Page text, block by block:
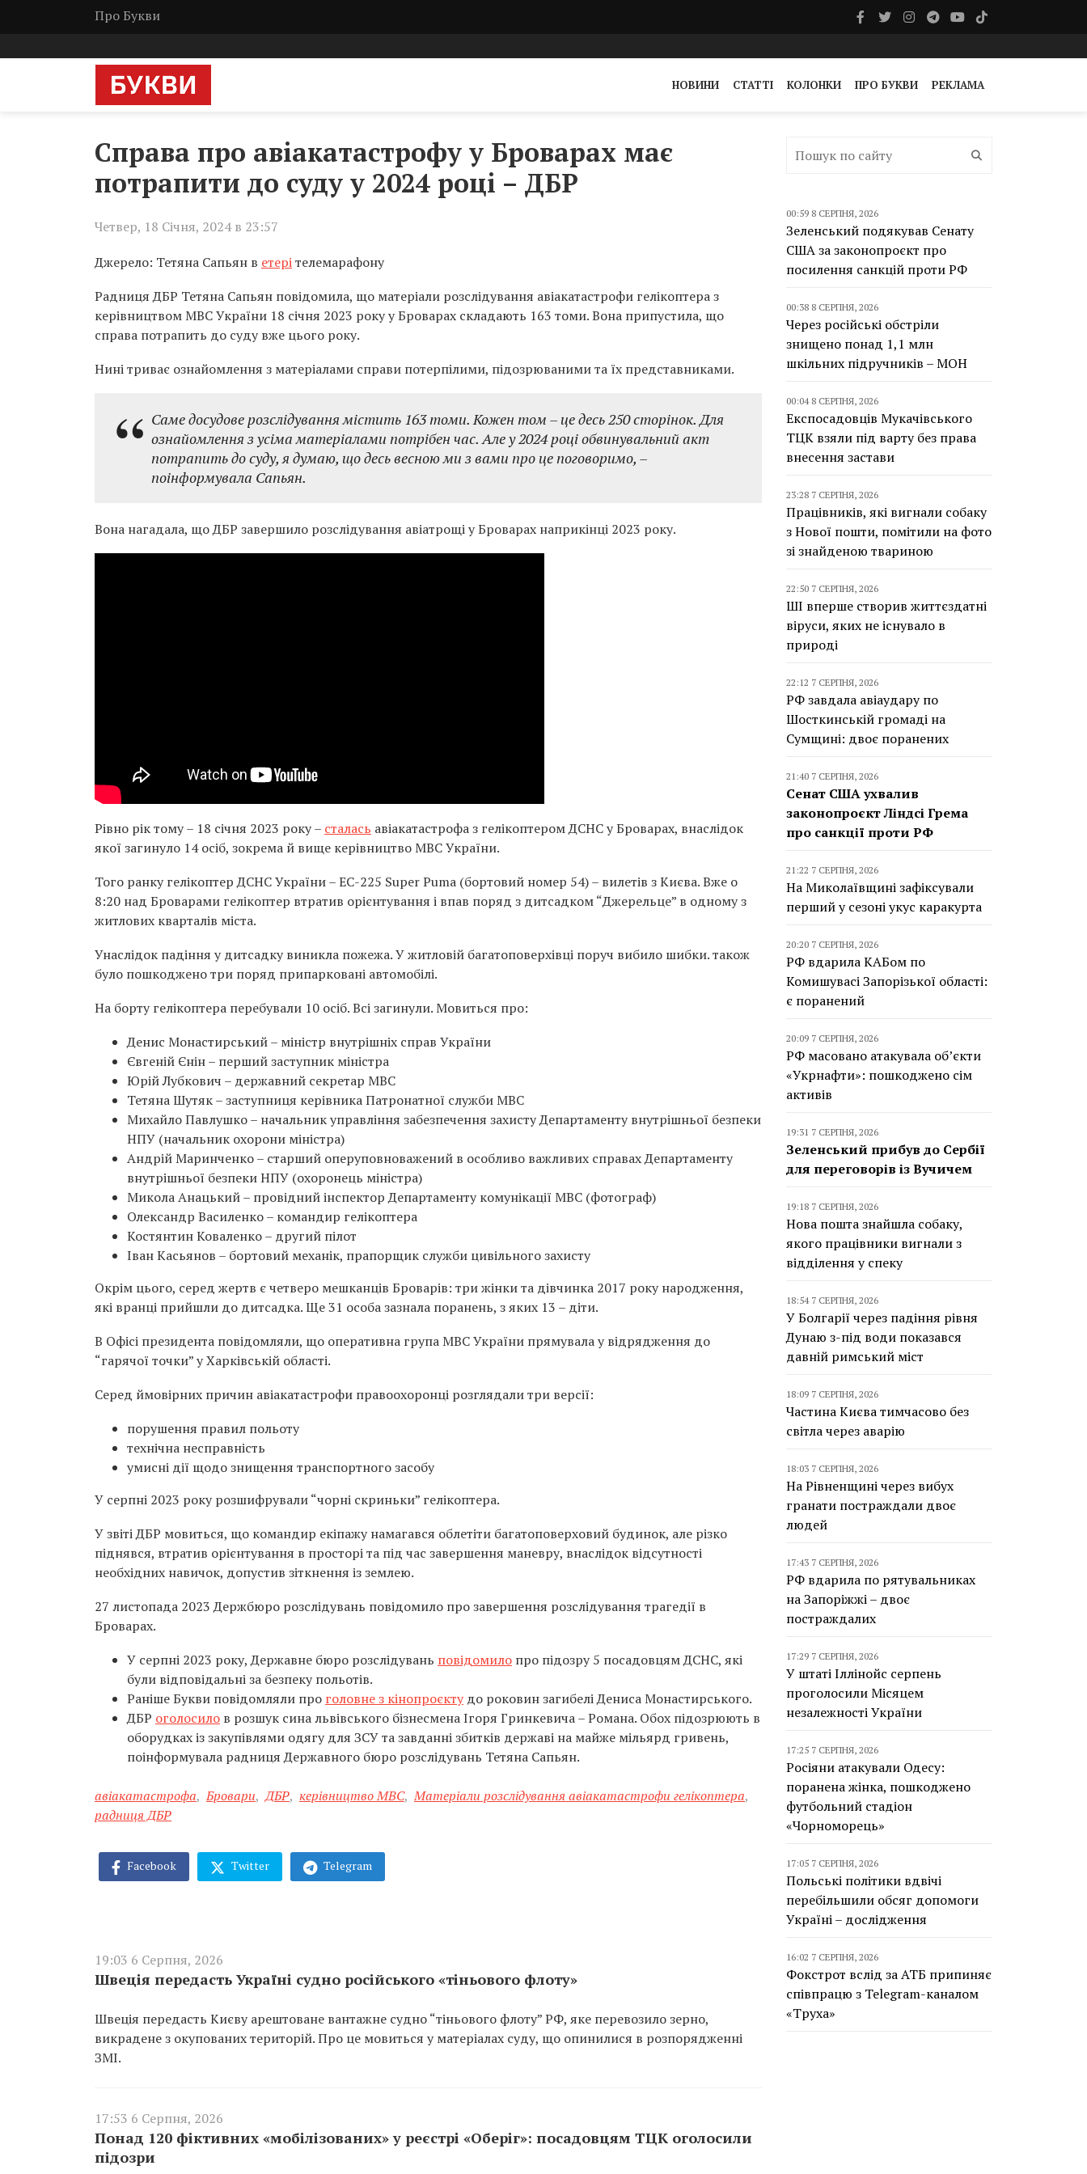
Про Букви
НОВИНИ СТАТТІ КОЛОНКИ ПРО БУКВИ РЕКЛАМА
Справа про авіакатастрофу у Броварах має
потрапити до суду у 2024 році – ДБР
Четвер, 18 Січня, 2024 в 23:57
Джерело: Тетяна Сапьян в етерітелемарафону
Радниця ДБР Тетяна Сапьян повідомила, що матеріали розслідування авіакатастрофи гелікоптера з
керівництвом МВС України 18 січня 2023 року у Броварах складають 163 томи. Вона припустила, що
справа потрапить до суду вже цього року.
Нині триває ознайомлення з матеріалами справи потерпілими, підозрюваними та їх представниками.
Саме досудове розслідування містить 163 томи. Кожен том – це десь 250 сторінок. Для
ознайомлення з усіма матеріалами потрібен час. Але у 2024 році обвинувальний акт
потрапить до суду, я думаю, що десь весною ми з вами про це поговоримо, –
поінформувала Сапьян.
Вона нагадала, що ДБР завершило розслідування авіатрощі у Броварах наприкінці 2023 року.
Рівно рік тому – 18 січня 2023 року – сталась авіакатастрофа з гелікоптером ДСНС у Броварах, внаслідок
якої загинуло 14 осіб, зокрема й вище керівництво МВС України.
Того ранку гелікоптер ДСНС України – EC-225 Super Puma (бортовий номер 54) – вилетів з Києва. Вже о
8:20 над Броварами гелікоптер втратив орієнтування і впав поряд з дитсадком “Джерельце” в одному з
житлових кварталів міста.
Унаслідок падіння у дитсадку виникла пожежа. У житловій багатоповерхівці поруч вибило шибки. також
було пошкоджено три поряд припарковані автомобілі.
На борту гелікоптера перебували 10 осіб. Всі загинули. Мовиться про:
Денис Монастирський – міністр внутрішніх справ України
Євгеній Єнін – перший заступник міністра
Юрій Лубкович – державний секретар МВС
Тетяна Шутяк – заступниця керівника Патронатної служби МВС
Михайло Павлушко – начальник управління забезпечення захисту Департаменту внутрішньої безпеки
НПУ (начальник охорони міністра)
Андрій Маринченко – старший оперуповноважений в особливо важливих справах Департаменту
внутрішньої безпеки НПУ (охоронець міністра)
Микола Анацький – провідний інспектор Департаменту комунікації МВС (фотограф)
Олександр Василенко – командир гелікоптера
Костянтин Коваленко – другий пілот
Іван Касьянов – бортовий механік, прапорщик служби цивільного захисту
Окрім цього, серед жертв є четверо мешканців Броварів: три жінки та дівчинка 2017 року народження,
які вранці прийшли до дитсадка. Ще 31 особа зазнала поранень, з яких 13 – діти.
В Офісі президента повідомляли, що оперативна група МВС України прямувала у відрядження до
“гарячої точки” у Харківській області.
Серед ймовірних причин авіакатастрофи правоохоронці розглядали три версії:
порушення правил польоту
технічна несправність
умисні дії щодо знищення транспортного засобу
У серпні 2023 року розшифрували “чорні скриньки” гелікоптера.
У звіті ДБР мовиться, що командир екіпажу намагався облетіти багатоповерховий будинок, але різко
піднявся, втратив орієнтування в просторі та під час завершення маневру, внаслідок відсутності
необхідних навичок, допустив зіткнення із землею.
27 листопада 2023 Держбюро розслідувань повідомило про завершення розслідування трагедії в
Броварах.
У серпні 2023 року, Державне бюро розслідувань повідомило про підозру 5 посадовцям ДСНС, які
були відповідальні за безпеку польотів.
Раніше Букви повідомляли про головне з кінопроєкту до роковин загибелі Дениса Монастирського.
ДБР оголосило в ​розшук сина львівського бізнесмена Ігоря Гринкевича – Романа. Обох підозрюють в
оборудках із закупівлями одягу для ЗСУ та завданні збитків державі на майже мільярд гривень,
поінформувала радниця Державного бюро розслідувань Тетяна Сапьян.
авіакатастрофа, Бровари, ДБР, керівництво МВС, Матеріали розслідування авіакатастрофи гелікоптера,
радниця ДБР
Facebook Twitter Telegram
19:03 6 Серпня, 2026
Швеція передасть Україні судно російського «тіньового флоту»
Швеція передасть Києву арештоване вантажне судно “тіньового флоту” РФ, яке перевозило зерно,
викрадене з окупованих територій. Про це мовиться у матеріалах суду, що опинилися в розпорядженні
ЗМІ.
17:53 6 Серпня, 2026
Понад 120 фіктивних «мобілізованих» у реєстрі «Оберіг»: посадовцям ТЦК оголосили
підозри
00:59 8 СЕРПНЯ, 2026
Зеленський подякував Сенату
США за законопроєкт про
посилення санкцій проти РФ
00:38 8 СЕРПНЯ, 2026
Через російські обстріли
знищено понад 1,1 млн
шкільних підручників – МОН
00:04 8 СЕРПНЯ, 2026
Експосадовців Мукачівського
ТЦК взяли під варту без права
внесення застави
23:28 7 СЕРПНЯ, 2026
Працівників, які вигнали собаку
з Нової пошти, помітили на фото
зі знайденою твариною
22:50 7 СЕРПНЯ, 2026
ШІ вперше створив життєздатні
віруси, яких не існувало в
природі
22:12 7 СЕРПНЯ, 2026
РФ завдала авіаудару по
Шосткинській громаді на
Сумщині: двоє поранених
21:40 7 СЕРПНЯ, 2026
Сенат США ухвалив
законопроєкт Ліндсі Грема
про санкції проти РФ
21:22 7 СЕРПНЯ, 2026
На Миколаївщині зафіксували
перший у сезоні укус каракурта
20:20 7 СЕРПНЯ, 2026
РФ вдарила КАБом по
Комишувасі Запорізької області:
є поранений
20:09 7 СЕРПНЯ, 2026
РФ масовано атакувала об’єкти
«Укрнафти»: пошкоджено сім
активів
19:31 7 СЕРПНЯ, 2026
Зеленський прибув до Сербії
для переговорів із Вучичем
19:18 7 СЕРПНЯ, 2026
Нова пошта знайшла собаку,
якого працівники вигнали з
відділення у спеку
18:54 7 СЕРПНЯ, 2026
У Болгарії через падіння рівня
Дунаю з-під води показався
давній римський міст
18:09 7 СЕРПНЯ, 2026
Частина Києва тимчасово без
світла через аварію
18:03 7 СЕРПНЯ, 2026
На Рівненщині через вибух
гранати постраждали двоє
людей
17:43 7 СЕРПНЯ, 2026
РФ вдарила по рятувальниках
на Запоріжжі – двоє
постраждалих
17:29 7 СЕРПНЯ, 2026
У штаті Іллінойс серпень
проголосили Місяцем
незалежності України
17:25 7 СЕРПНЯ, 2026
Росіяни атакували Одесу:
поранена жінка, пошкоджено
футбольний стадіон
«Чорноморець»
17:05 7 СЕРПНЯ, 2026
Польські політики вдвічі
перебільшили обсяг допомоги
Україні – дослідження
16:02 7 СЕРПНЯ, 2026
Фокстрот вслід за АТБ припиняє
співпрацю з Telegram-каналом
«Труха»